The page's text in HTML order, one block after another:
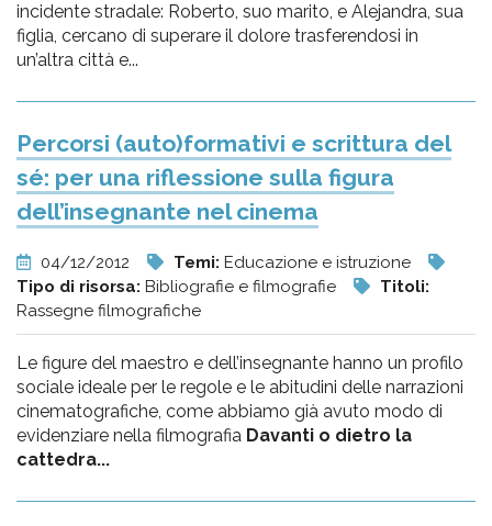
incidente stradale: Roberto, suo marito, e Alejandra, sua
figlia, cercano di superare il dolore trasferendosi in
un’altra città e...
Percorsi (auto)formativi e scrittura del
sé: per una riflessione sulla figura
dell’insegnante nel cinema
04/12/2012 Temi: Educazione e istruzione
Tipo di risorsa: Bibliografie e filmografie
Titoli:
Rassegne filmografiche
Le figure del maestro e dell’insegnante hanno un profilo
sociale ideale per le regole e le abitudini delle narrazioni
cinematografiche, come abbiamo già avuto modo di
evidenziare nella filmografia Davanti o dietro la
cattedra...